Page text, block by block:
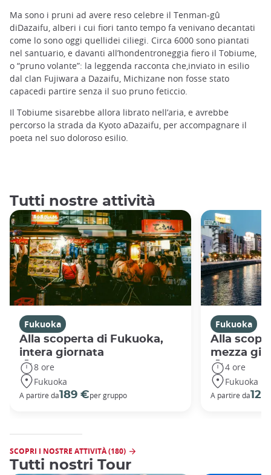
Ma sono i pruni ad avere reso celebre il Tenman-gû
diDazaifu, alberi i cui fiori tanto tempo fa venivano decantati
come lo sono oggi quellidei ciliegi. Circa 6000 sono piantati
nel santuario, e davanti all’hondentroneggia fiero il Tobiume,
o “pruno volante”: la leggenda racconta che,inviato in esilio
dal clan Fujiwara a Dazaifu, Michizane non fosse stato
capacedi partire senza il suo pruno feticcio.
Il Tobiume sisarebbe allora librato nell’aria, e avrebbe
percorso la strada da Kyoto aDazaifu, per accompagnare il
poeta nel suo doloroso esilio.
Tutti nostre attività
Fukuoka
Alla scoperta di Fukuoka,
intera giornata
8 ore
Fukuoka
A partire da189 €per gruppo
Fukuoka
Alla
mezza
4 ore
Fukuoka
A partire da
SCOPRI I NOSTRE ATTIVITÀ (180)
Tutti nostri Tour